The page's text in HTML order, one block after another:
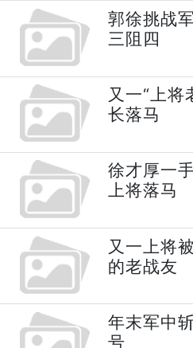
郭徐挑战
三阻四
又一“上将
长落马
徐才厚一
上将落马
又一上将
的老战友
年末军中
号